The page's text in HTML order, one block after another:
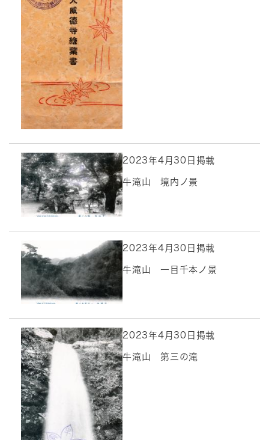
2023年4月30日掲載
牛滝山 境内ノ景
2023年4月30日掲載
牛滝山 一目千本ノ景
2023年4月30日掲載
牛滝山 第三の滝